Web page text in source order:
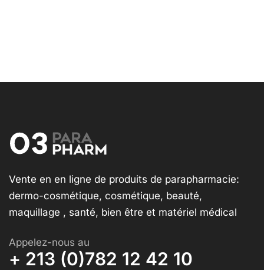
Vente en en ligne de produits de parapharmacie:
dermo-cosmétique, cosmétique, beauté,
maquillage , santé, bien être et matériel médical
Appelez-nous au
+ 213 (0)782 12 42 10